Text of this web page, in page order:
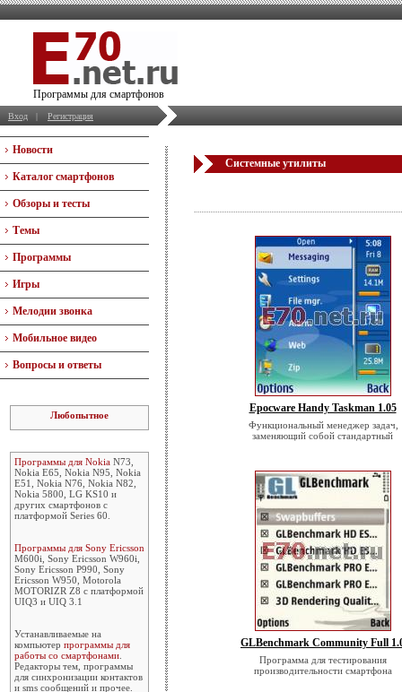
Программы для смартфонов
Вход | Регистрация
Новости
Каталог смартфонов
Обзоры и тесты
Темы
Программы
Игры
Мелодии звонка
Мобильное видео
Вопросы и ответы
Любопытное
Программы для Nokia N73,
Nokia E65, Nokia N95, Nokia
E51, Nokia N76, Nokia N82,
Nokia 5800, LG KS10 и
других смартфонов с
платформой Series 60.
Программы для Sony Ericsson
M600i, Sony Ericsson W960i,
Sony Ericsson P990, Sony
Ericsson W950, Motorola
MOTORIZR Z8 с платформой
UIQ3 и UIQ 3.1
Устанавливаемые на
компьютер программы для
работы со смартфонами
Редакторы тем, программы
для синхронизации контактов
и sms сообщений и прочее.
Системные утилиты
Epocware Handy Taskman 1.05
Функциональный менеджер задач,
заменяющий собой стандартный
GLBenchmark Community Full
Программа для тестирования
производительности смартфона